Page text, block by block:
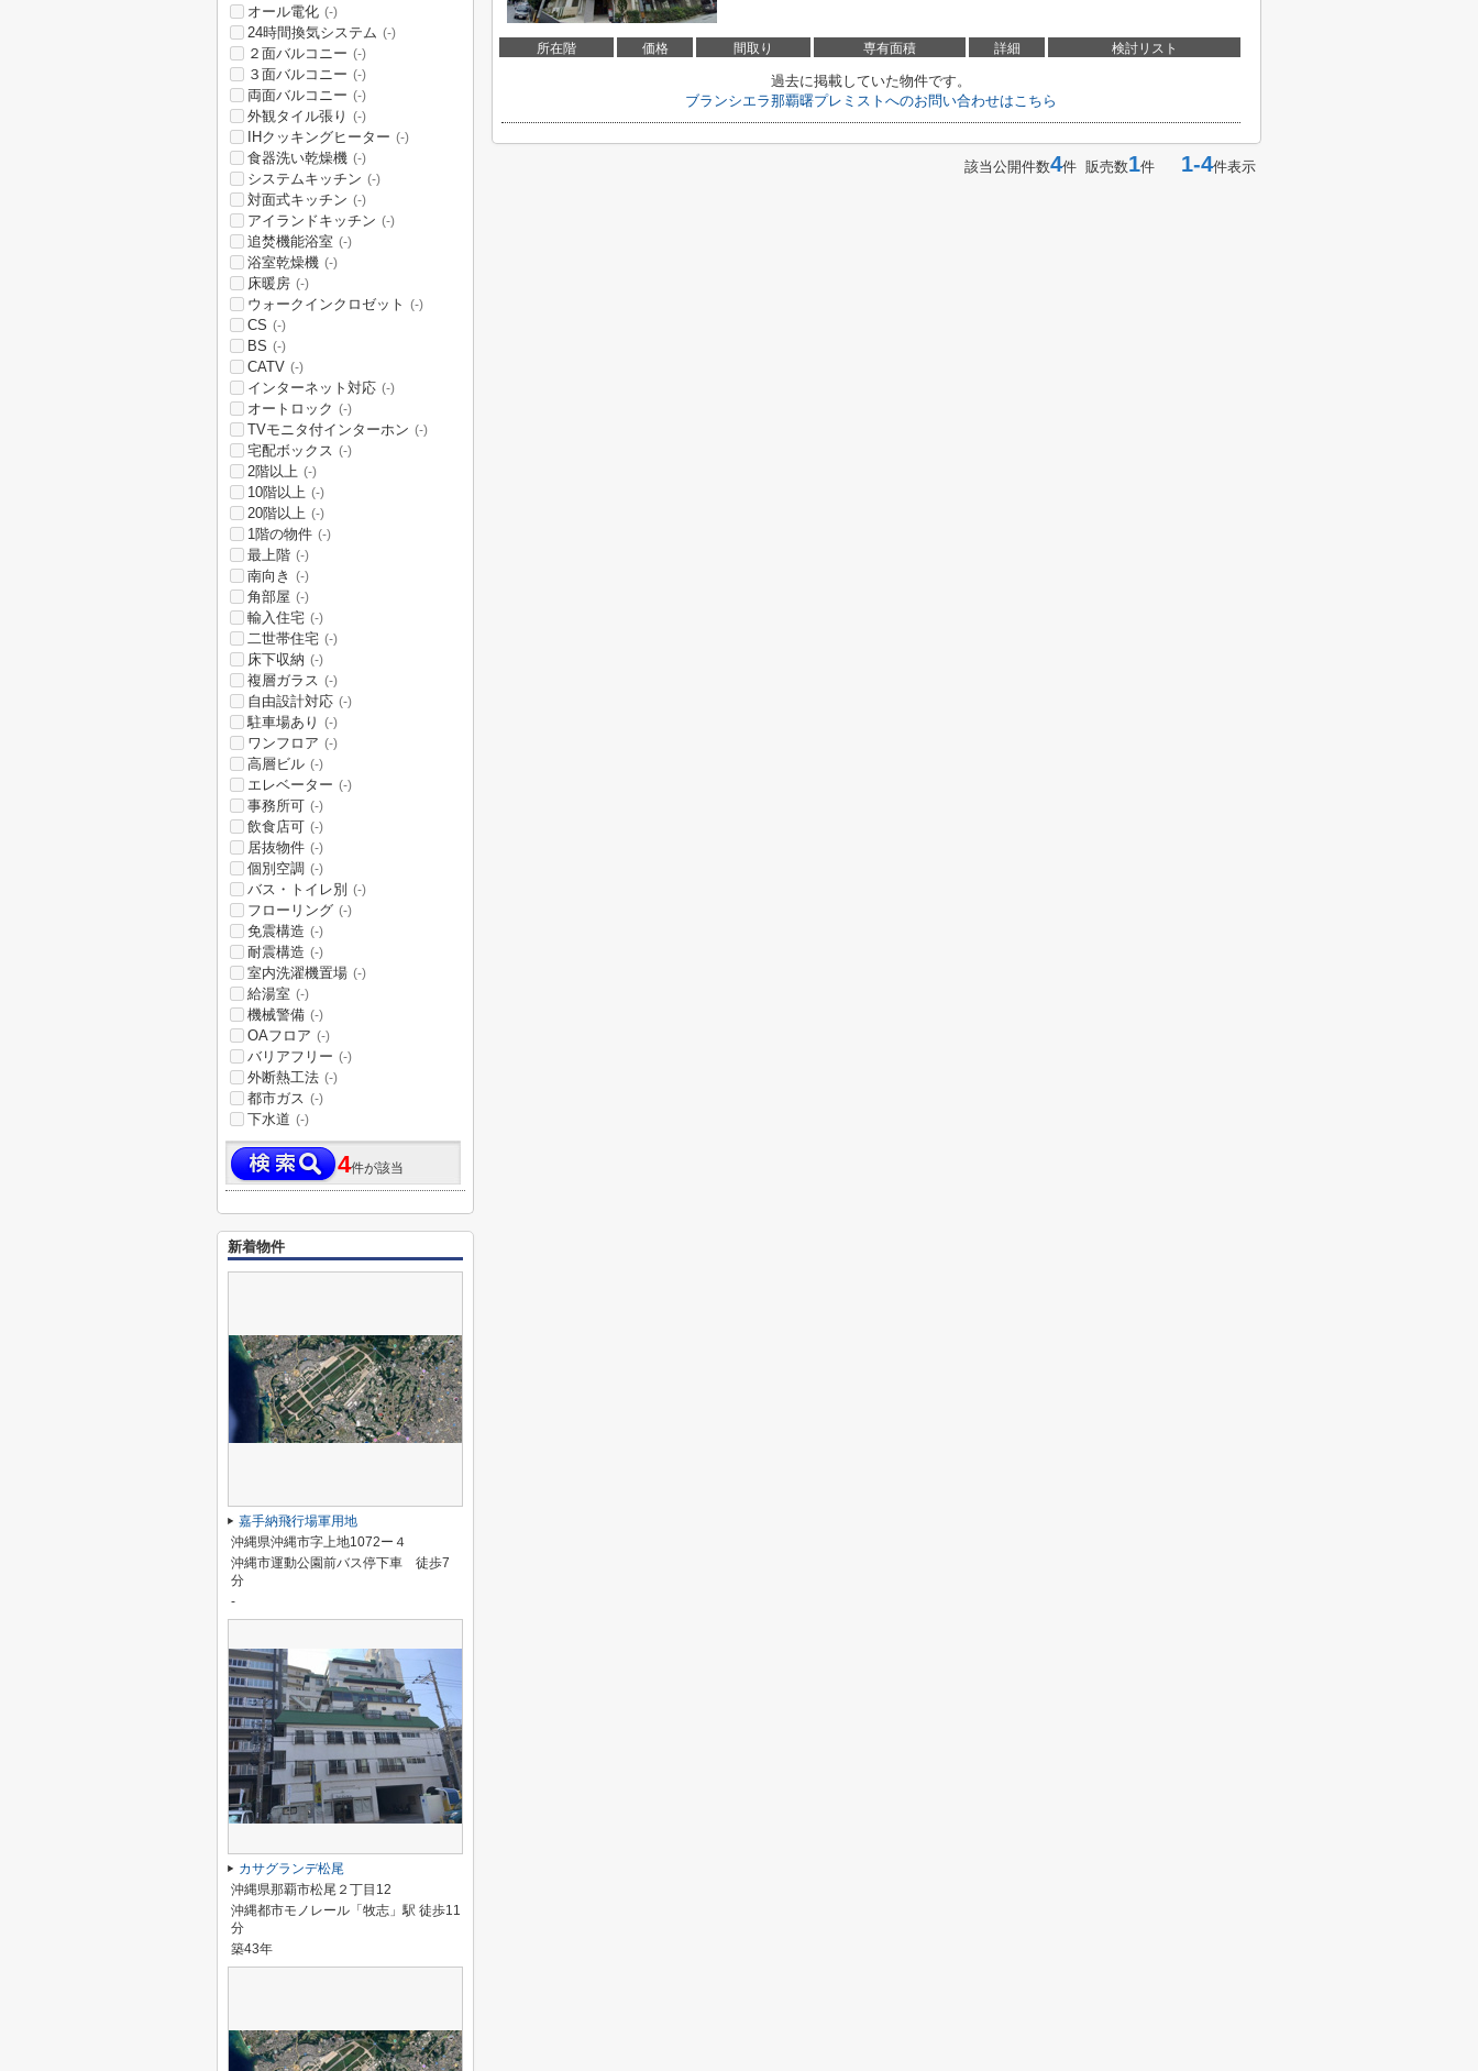
所在階 価格 間取り 専有面積 詳細 検討リスト
過去に掲載していた物件です。
ブランシエラ那覇曙プレミストへのお問い合わせはこちら
該当公開件数4件 販売数1件 1-4件表示
オール電化 (-)
24時間換気システム (-)
２面バルコニー (-)
３面バルコニー (-)
両面バルコニー (-)
外観タイル張り (-)
IHクッキングヒーター (-)
食器洗い乾燥機 (-)
システムキッチン (-)
対面式キッチン (-)
アイランドキッチン (-)
追焚機能浴室 (-)
浴室乾燥機 (-)
床暖房 (-)
ウォークインクロゼット (-)
CS (-)
BS (-)
CATV (-)
インターネット対応 (-)
オートロック (-)
TVモニタ付インターホン (-)
宅配ボックス (-)
2階以上 (-)
10階以上 (-)
20階以上 (-)
1階の物件 (-)
最上階 (-)
南向き (-)
角部屋 (-)
輸入住宅 (-)
二世帯住宅 (-)
床下収納 (-)
複層ガラス (-)
自由設計対応 (-)
駐車場あり (-)
ワンフロア (-)
高層ビル (-)
エレベーター (-)
事務所可 (-)
飲食店可 (-)
居抜物件 (-)
個別空調 (-)
バス・トイレ別 (-)
フローリング (-)
免震構造 (-)
耐震構造 (-)
室内洗濯機置場 (-)
給湯室 (-)
機械警備 (-)
OAフロア (-)
バリアフリー (-)
外断熱工法 (-)
都市ガス (-)
下水道 (-)
4件が該当
新着物件
嘉手納飛行場軍用地
沖縄県沖縄市字上地1072ー４
沖縄市運動公園前バス停下車 徒歩7
分
-
カサグランデ松尾
沖縄県那覇市松尾２丁目12
沖縄都市モノレール「牧志」駅 徒歩11
分
築43年